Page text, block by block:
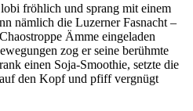
fröhlich und sprang mit einem
nämlich die Luzerner Fasnacht –
Ämme eingeladen
zog er seine berühmte
einen Soja-Smoothie, setzte die
den Kopf und pfiff vergnügt